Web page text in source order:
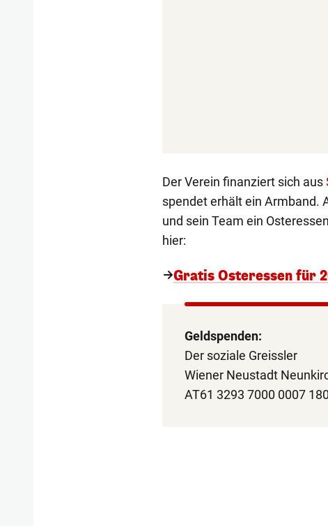
Der Verein finanziert sich aus
spendet erhält ein Armband.
und sein Team ein
hier:
Gratis Osteressen für
Geldspenden:
Der soziale Greissler
Wiener Neustadt
AT61 3293 7000 0007